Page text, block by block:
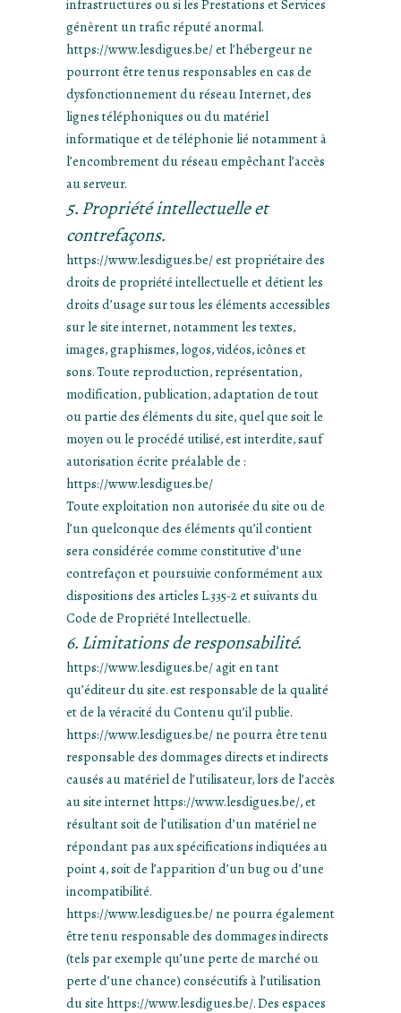
génèrent un trafic réputé anormal.
https://www.lesdigues.be/ et l’hébergeur ne
pourront être tenus responsables en cas de
dysfonctionnement du réseau Internet, des
lignes téléphoniques ou du matériel
informatique et de téléphonie lié notamment à
l’encombrement du réseau empêchant l’accès
au serveur.
5. Propriété intellectuelle et
contrefaçons.
https://www.lesdigues.be/ est propriétaire des
droits de propriété intellectuelle et détient les
droits d’usage sur tous les éléments accessibles
sur le site internet, notamment les textes,
images, graphismes, logos, vidéos, icônes et
sons. Toute reproduction, représentation,
modification, publication, adaptation de tout
ou partie des éléments du site, quel que soit le
moyen ou le procédé utilisé, est interdite, sauf
autorisation écrite préalable de :
https://www.lesdigues.be/
Toute exploitation non autorisée du site ou de
l’un quelconque des éléments qu’il contient
sera considérée comme constitutive d’une
contrefaçon et poursuivie conformément aux
dispositions des articles L.335-2 et suivants du
Code de Propriété Intellectuelle.
6. Limitations de responsabilité.
https://www.lesdigues.be/ agit en tant
qu’éditeur du site. est responsable de la qualité
et de la véracité du Contenu qu’il publie.
https://www.lesdigues.be/ ne pourra être tenu
responsable des dommages directs et indirects
causés au matériel de l’utilisateur, lors de l’accès
au site internet https://www.lesdigues.be/, et
résultant soit de l’utilisation d’un matériel ne
répondant pas aux spécifications indiquées au
point 4, soit de l’apparition d’un bug ou d’une
incompatibilité.
https://www.lesdigues.be/ ne pourra également
être tenu responsable des dommages indirects
(tels par exemple qu’une perte de marché ou
perte d’une chance) consécutifs à l’utilisation
du site https://www.lesdigues.be/. Des espaces